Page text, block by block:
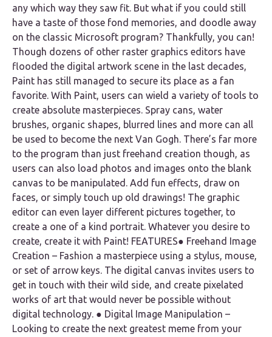
any which way they saw fit. But what if you could still
have a taste of those fond memories, and doodle away
on the classic Microsoft program? Thankfully, you can!
Though dozens of other raster graphics editors have
flooded the digital artwork scene in the last decades,
Paint has still managed to secure its place as a fan
favorite. With Paint, users can wield a variety of tools to
create absolute masterpieces. Spray cans, water
brushes, organic shapes, blurred lines and more can all
be used to become the next Van Gogh. There’s far more
to the program than just freehand creation though, as
users can also load photos and images onto the blank
canvas to be manipulated. Add fun effects, draw on
faces, or simply touch up old drawings! The graphic
editor can even layer different pictures together, to
create a one of a kind portrait. Whatever you desire to
create, create it with Paint! FEATURES● Freehand Image
Creation – Fashion a masterpiece using a stylus, mouse,
or set of arrow keys. The digital canvas invites users to
get in touch with their wild side, and create pixelated
works of art that would never be possible without
digital technology. ● Digital Image Manipulation –
Looking to create the next greatest meme from your